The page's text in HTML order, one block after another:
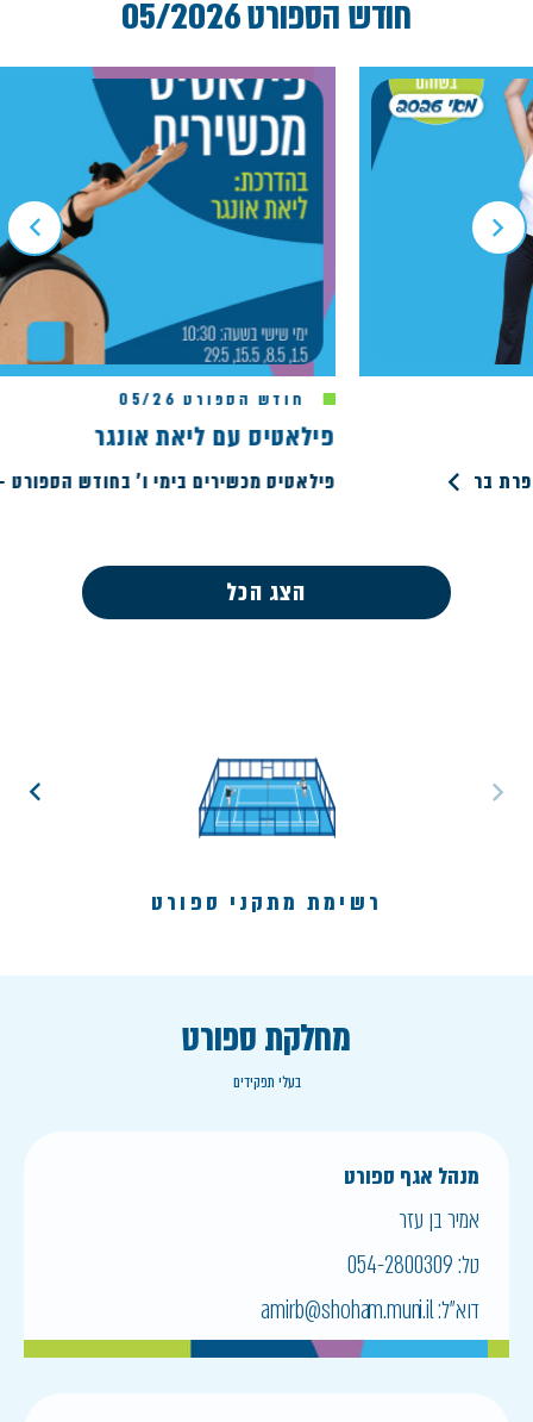
חודש הספורט 05/2026
חודש הספורט 05/26
פילאטיס עם ליאת אונגר
פילאטיס מכשירים בימי ו' בחודש הספורט – 5/2026
הצג הכל
רשימת מתקני ספורט
מחלקת ספורט
בעלי תפקידים
מנהל אגף ספורט
אמיר בן עזר
טל:054-2800309
דוא״ל:amirb@shoham.muni.il